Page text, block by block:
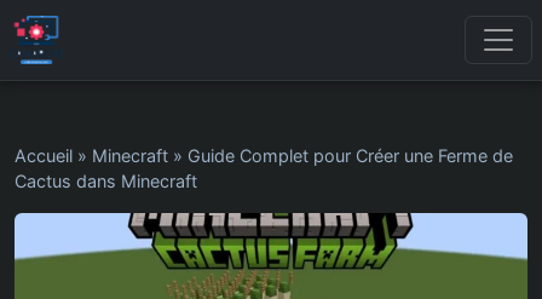
Accueil » Minecraft » Guide Complet pour Créer une Ferme de
Cactus dans Minecraft